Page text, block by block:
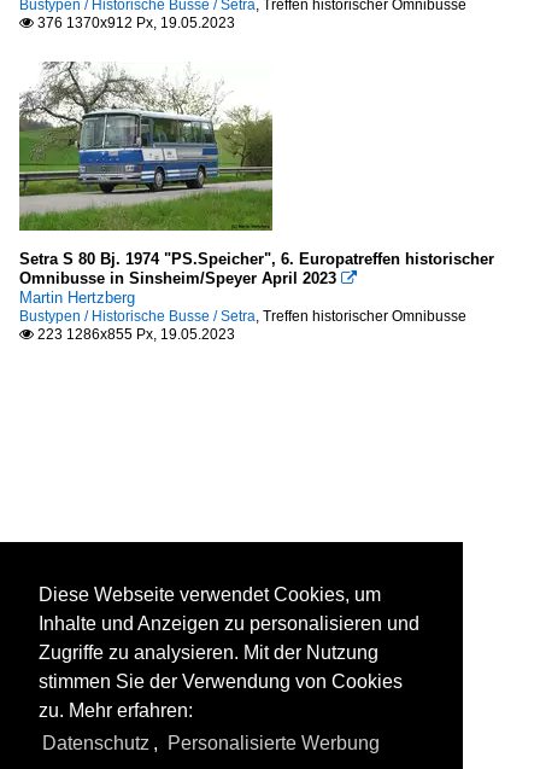
Bustypen / Historische Busse / Setra, Treffen historischer Omnibusse
 376 1370x912 Px, 19.05.2023
Setra S 80 Bj. 1974 "PS.Speicher", 6. Europatreffen historischer
Omnibusse in Sinsheim/Speyer April 2023 
Martin Hertzberg
Bustypen / Historische Busse / Setra, Treffen historischer Omnibusse
 223 1286x855 Px, 19.05.2023
Diese Webseite verwendet Cookies, um
Inhalte und Anzeigen zu personalisieren und
Zugriffe zu analysieren. Mit der Nutzung
stimmen Sie der Verwendung von Cookies
zu. Mehr erfahren:
Datenschutz , Personalisierte Werbung